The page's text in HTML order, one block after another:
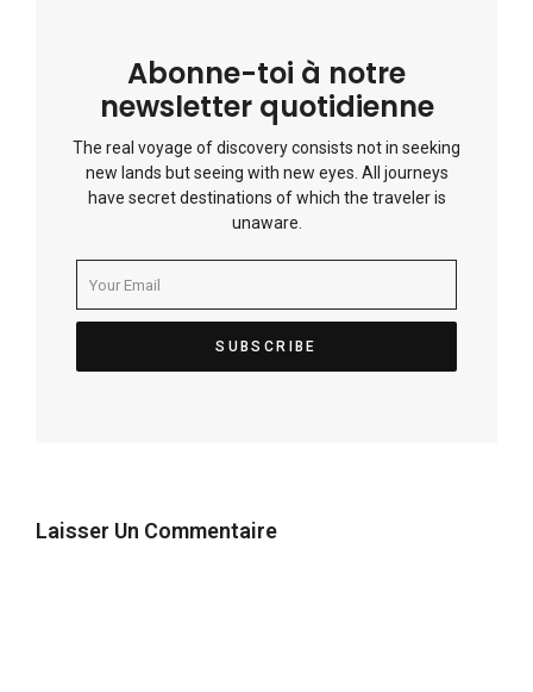
Abonne-toi à notre
newsletter quotidienne
The real voyage of discovery consists not in seeking
new lands but seeing with new eyes. All journeys
have secret destinations of which the traveler is
unaware.
Laisser Un Commentaire